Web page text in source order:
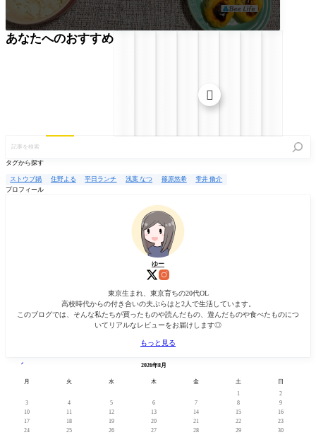
を
検
索
タグから探す
ストウブ鍋 住野よる 平日ランチ 浅葉 なつ 篠原悠希
雫井 脩介
プロフィール
ゆー
東京生まれ、東京育ちの20代OL
高校時代からの付き合いの夫ぷらはと2人で生活しています。
このブログでは、そんな私たちが買ったものや読んだもの、遊んだものや食べたものにつ
いてリアルなレビューをお届けします◎
もっと見る
2026年8月
月 火 水 木 金 土
日
1
2
3
4 5 6 7 8
9
10
11 12 13 14 15
16
17
18 19 20 21 22
23
24
25 26 27 28 29 30
あなたへのおすすめ
